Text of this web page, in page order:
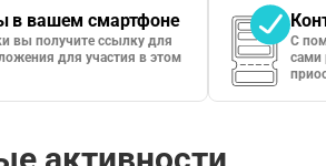
в вашем смартфоне
вы получите ссылку для
для участия в этом
С
сами